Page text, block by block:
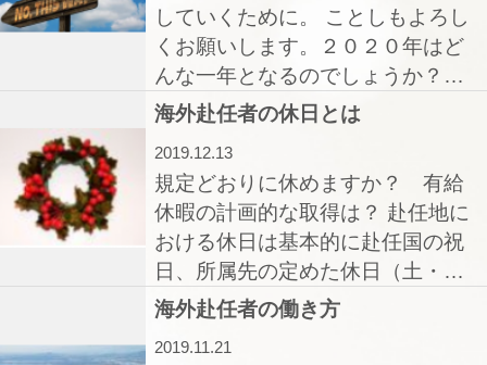
していくために。 ことしもよろし
くお願いします。２０２０年はど
んな一年となるのでしょうか？…
海外赴任者の休日とは
2019.12.13
規定どおりに休めますか？ 有給
休暇の計画的な取得は？ 赴任地に
おける休日は基本的に赴任国の祝
日、所属先の定めた休日（土・…
海外赴任者の働き方
2019.11.21